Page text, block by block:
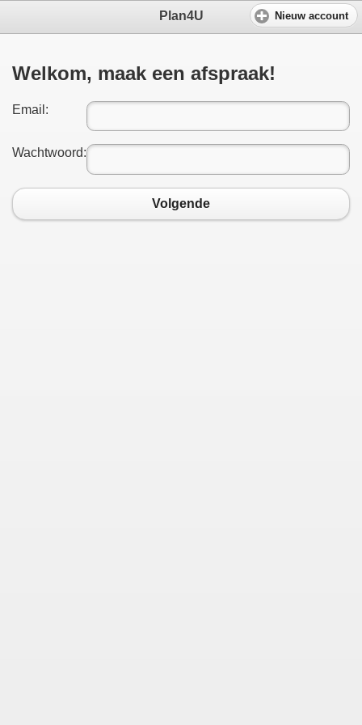
Plan4U Nieuw account
Welkom, maak een afspraak!
Email:
Wachtwoord:
Volgende